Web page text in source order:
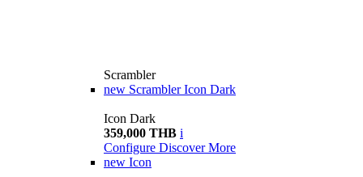
Scrambler
new Scrambler Icon Dark
Icon Dark
359,000 THB i
Configure Discover More
new Icon